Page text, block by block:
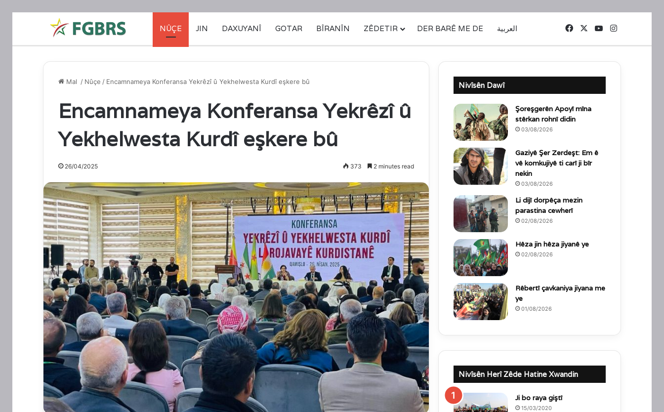
NÛÇE JIN DAXUYANÎ GOTAR BÎRANÎN ZÊDETIR DER BARÊ ME DE العربية FacebookYouTubeInstagram
Mal / Nûçe / Encamnameya Konferansa Yekrêzî û Yekhelwesta Kurdî eşkere bû
Encamnameya Konferansa Yekrêzî û
Yekhelwesta Kurdî eşkere bû
26/04/2025 373 2 minutes read
Nivîsên Dawî
Şoreşgerên Apoyî mîna
stêrkan rohnî didin
03/08/2026
Gaziyê Şer Zerdeşt: Em ê
vê komkujiyê ti carî ji bîr
nekin
03/08/2026
Li dijî dorpêça mezin
parastina cewherî
02/08/2026
Hêza jin hêza jiyanê ye
02/08/2026
Rêbertî çavkaniya jiyana me
ye
01/08/2026
Nivîsên Herî Zêde Hatine Xwandin
Ji bo raya giştî
15/03/2020